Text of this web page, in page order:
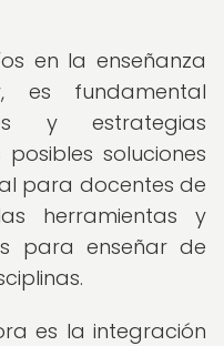
en la enseñanza
es fundamental
y estrategias
soluciones
para docentes de
herramientas y
para enseñar de
es la integración